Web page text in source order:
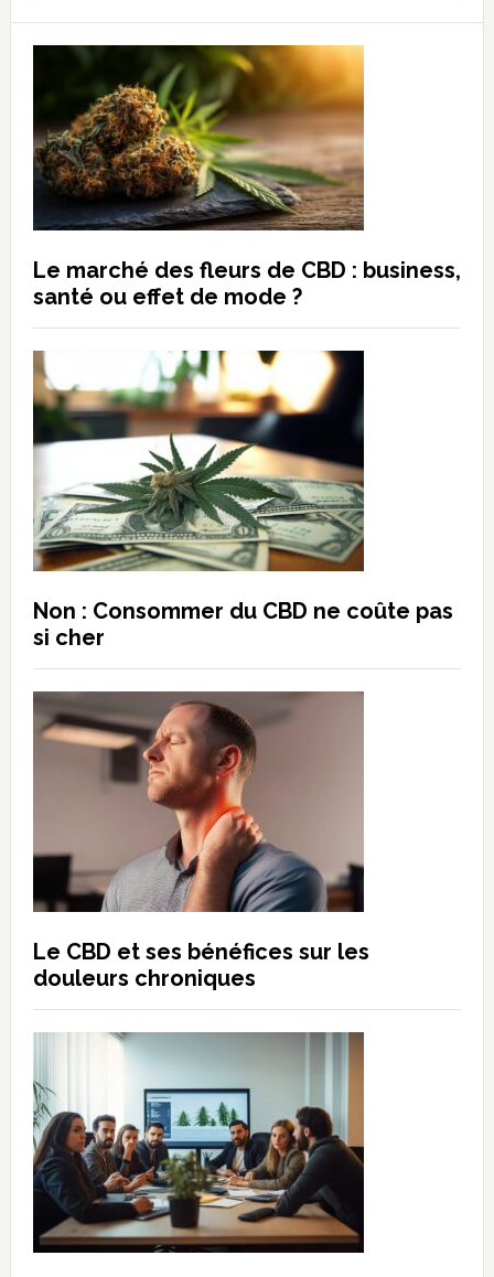
principale
Le marché des fleurs de CBD : business,
santé ou effet de mode ?
Non : Consommer du CBD ne coûte pas
si cher
Le CBD et ses bénéfices sur les
douleurs chroniques